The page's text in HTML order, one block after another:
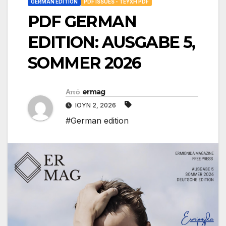
GERMAN EDITION PDF ISSUES - ΤΕΎΧΗ PDF
PDF GERMAN
EDITION: AUSGABE 5,
SOMMER 2026
Από ermag
ΙΟΎΝ 2, 2026
#German edition